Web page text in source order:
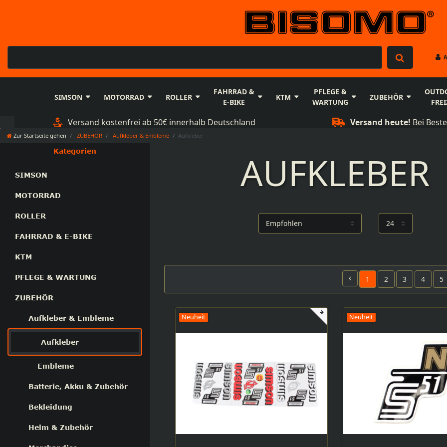
SIMSON MOTORRAD ROLLER
FAHRRAD &
E-BIKE
KTM
PFLEGE &
WARTUNG
ZUBEHÖR
Versand kostenfrei ab 50€ innerhalb Deutschland Versand heute! Bei
Zur Startseite gehen ZUBEHÖR Aufkleber & Embleme Aufkleber
AUFKLEBER
1 2 3 4 5
Kategorien
SIMSON
MOTORRAD
ROLLER
FAHRRAD & E-BIKE
KTM
PFLEGE & WARTUNG
ZUBEHÖR
Aufkleber & Embleme
Aufkleber
Embleme
Batterie, Akku & Zubehör
Bekleidung
Helm & Zubehör
Neuheit Neuheit